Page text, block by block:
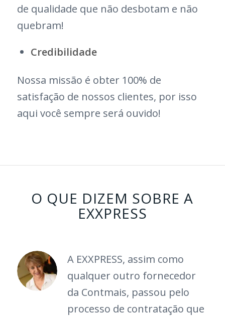
de qualidade que não desbotam e não
quebram!
Credibilidade
Nossa missão é obter 100% de
satisfação de nossos clientes, por isso
aqui você sempre será ouvido!
O QUE DIZEM SOBRE A
EXXPRESS
A EXXPRESS, assim como
qualquer outro fornecedor
da Contmais, passou pelo
processo de contratação que